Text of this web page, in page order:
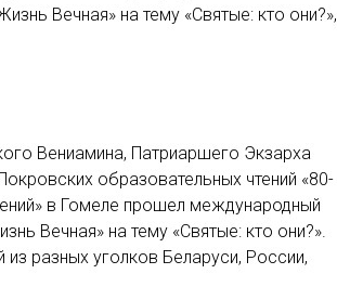
Вечная» на тему «Святые: кто они?»,
Вениамина, Патриаршего Экзарха
образовательных чтений «80-
в Гомеле прошел международный
Вечная» на тему «Святые: кто они?».
разных уголков Беларуси, России,